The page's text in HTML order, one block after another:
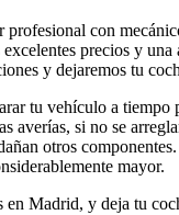
profesional con
precios y una
y dejaremos tu
tu vehículo a tiempo
averías, si no se
otros
mayor.
Madrid, y deja tu